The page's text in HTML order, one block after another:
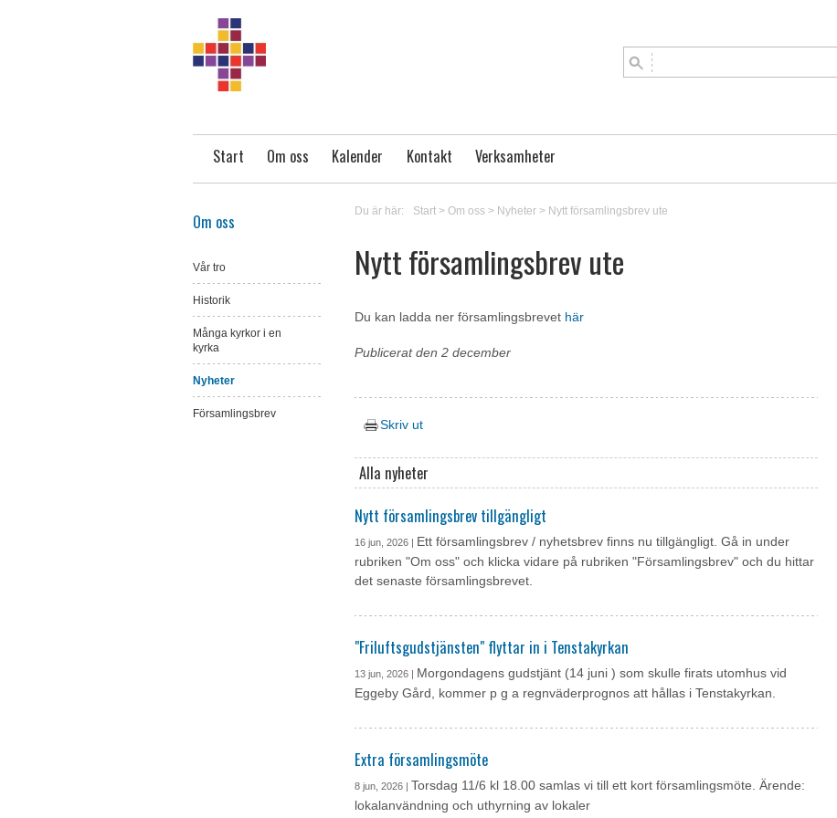
Start Om oss Kalender Kontakt Verksamheter
Om oss
Vår tro
Historik
Många kyrkor i en
kyrka
Nyheter
Församlingsbrev
Du är här: Start> Om oss> Nyheter> Nytt församlingsbrev ute
Nytt församlingsbrev ute
Du kan ladda ner församlingsbrevet här
Publicerat den 2 december
Skriv ut
Alla nyheter
Nytt församlingsbrev tillgängligt
16 jun, 2026 | Ett församlingsbrev / nyhetsbrev finns nu tillgängligt. Gå in under
rubriken "Om oss" och klicka vidare på rubriken "Församlingsbrev" och du hittar
det senaste församlingsbrevet.
"Friluftsgudstjänsten" flyttar in i Tenstakyrkan
13 jun, 2026 | Morgondagens gudstjänt (14 juni ) som skulle firats utomhus vid
Eggeby Gård, kommer p g a regnväderprognos att hållas i Tenstakyrkan.
Extra församlingsmöte
8 jun, 2026 | Torsdag 11/6 kl 18.00 samlas vi till ett kort församlingsmöte. Ärende:
lokalanvändning och uthyrning av lokaler